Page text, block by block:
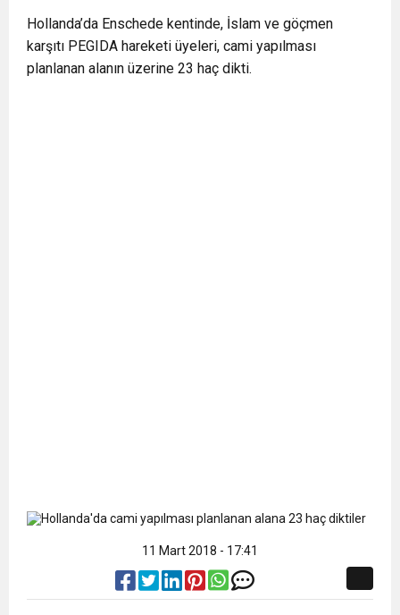
0:12 Nar suyunun antioksidan seviyesi yeşil çaydan
daha yüksek
0:07 DİTİB kurucularından Abdullah Uzunalioğlu‘nun
Hollanda’da Enschede kentinde, İslam ve göçmen
karşıtı PEGIDA hareketi üyeleri, cami yapılması
planlanan alanın üzerine 23 haç dikti.
11 Mart 2018 - 17:41